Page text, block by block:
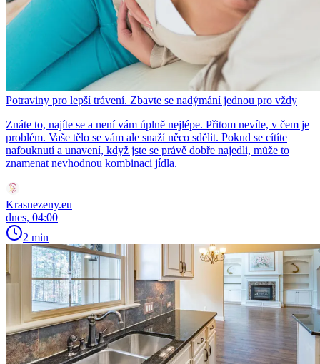
Potraviny pro lepší trávení. Zbavte se nadýmání jednou pro vždy
Znáte to, najíte se a není vám úplně nejlépe. Přitom nevíte, v čem je
problém. Vaše tělo se vám ale snaží něco sdělit. Pokud se cítíte
nafouknutí a unavení, když jste se právě dobře najedli, může to
znamenat nevhodnou kombinaci jídla.
Krasnezeny.eu
dnes, 04:00
2 min